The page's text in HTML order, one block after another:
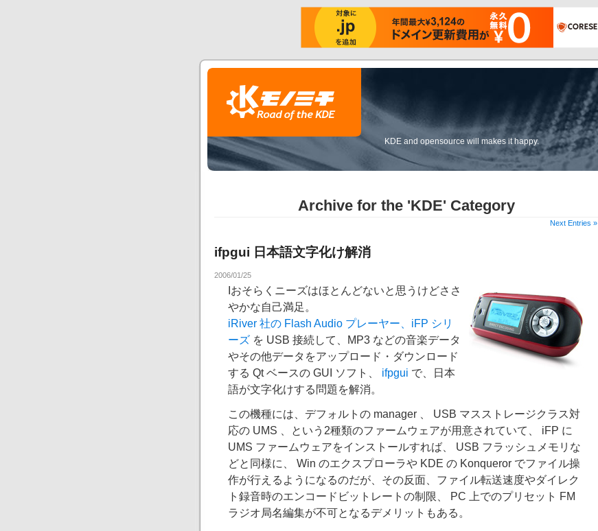
KDE and opensource will makes it happy.
Archive for the 'KDE' Category
Next Entries »
ifpgui 日本語文字化け解消
2006/01/25
おそらくニーズはほとんどないと思うけどささ
やかな自己満足。
iRiver 社の Flash Audio プレーヤー、iFP シリ
ーズ を USB 接続して、MP3 などの音楽データ
やその他データをアップロード・ダウンロード
する Qt ベースの GUI ソフト、 ifpgui で、日本
語が文字化けする問題を解消。
この機種には、デフォルトの manager 、 USB マスストレージクラス対
応の UMS 、という2種類のファームウェアが用意されていて、 iFP に
UMS ファームウェアをインストールすれば、 USB フラッシュメモリな
どと同様に、 Win のエクスプローラや KDE の Konqueror でファイル操
作が行えるようになるのだが、その反面、ファイル転送速度やダイレク
ト録音時のエンコードビットレートの制限、 PC 上でのプリセット FM
ラジオ局名編集が不可となるデメリットもある。